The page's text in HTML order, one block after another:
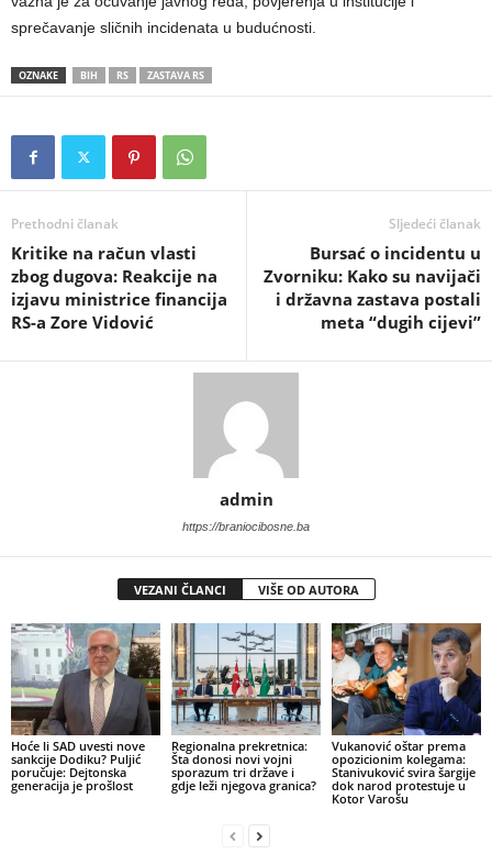
sprečavanje sličnih incidenata u budućnosti.
OZNAKE BIH RS ZASTAVA RS
Prethodni članak
​Kritike na račun vlasti
zbog dugova: Reakcije na
izjavu ministrice financija
RS-a Zore Vidović
Sljedeći članak
​Bursać o incidentu u
Zvorniku: Kako su navijači
i državna zastava postali
meta “dugih cijevi”
admin
https://braniocibosne.ba
VEZANI ČLANCI VIŠE OD AUTORA
​Hoće li SAD uvesti nove
sankcije Dodiku? Puljić
poručuje: Dejtonska
generacija je prošlost
​Regionalna prekretnica:
Šta donosi novi vojni
sporazum tri države i
gdje leži njegova granica?
Vukanović oštar prema
opozicionim kolegama:
Stanivuković svira šargije
dok narod protestuje u
Kotor Varošu